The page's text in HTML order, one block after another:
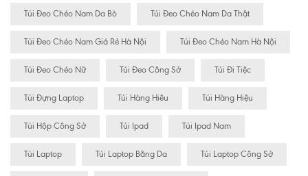
Túi Đeo Chéo Nam Da Bò Túi Đeo Chéo Nam Da Thật
Túi Đeo Chéo Nam Giá Rẻ Hà Nội Túi Đeo Chéo Nam Hà Nội
Túi Đeo Chéo Nữ Túi Đeo Công Sở Túi Đi Tiệc
Túi Đựng Laptop Túi Hàng Hiêu Túi Hàng Hiệu
Túi Hộp Công Sở Túi Ipad Túi Ipad Nam
Túi Laptop Túi Laptop Bằng Da Túi Laptop Công Sở